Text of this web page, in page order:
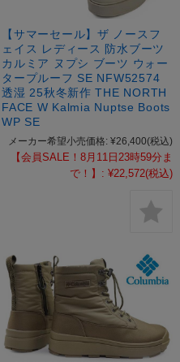
【サマーセール】ザ ノースフ
ェイス レディース 防水ブーツ
カルミア ヌプシ ブーツ ウォー
タープルーフ SE NFW52574
透湿 25秋冬新作 THE NORTH
FACE W Kalmia Nuptse Boots
WP SE
メーカー希望小売価格: ¥26,400(税込)
【会員SALE！8月11日23時59分ま
で！】: ¥22,572(税込)